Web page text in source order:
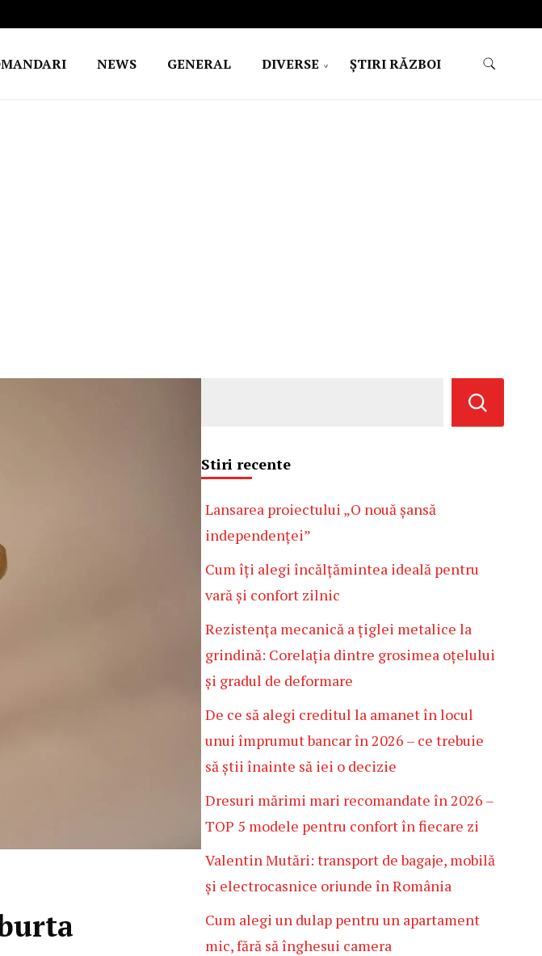
NEWS GENERAL DIVERSE ŞTIRI RĂZBOI
Stiri recente
Lansarea proiectului „O nouă șansă
independenței”
Cum îți alegi încălțămintea ideală pentru
vară și confort zilnic
Rezistența mecanică a țiglei metalice la
grindină: Corelația dintre grosimea oțelului
și gradul de deformare
De ce să alegi creditul la amanet în locul
unui împrumut bancar în 2026 – ce trebuie
să știi înainte să iei o decizie
Dresuri mărimi mari recomandate în 2026 –
TOP 5 modele pentru confort în fiecare zi
Valentin Mutări: transport de bagaje, mobilă
și electrocasnice oriunde în România
Cum alegi un dulap pentru un apartament
mic, fără să înghesui camera